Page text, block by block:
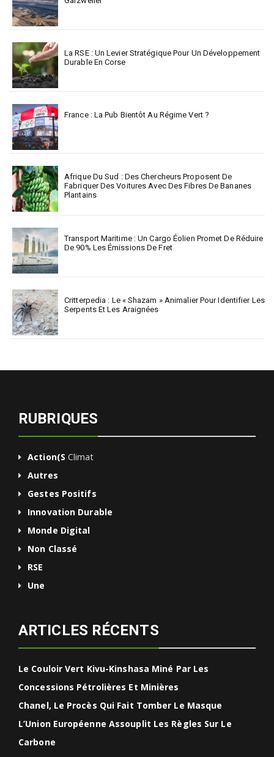
La RSE : Un Levier Stratégique Pour Un Développement
Durable En Corse
France : La Pub Bientôt Au Régime Vert ?
Afrique Du Sud : Des Chercheurs Proposent De
Fabriquer Des Voitures Avec Des Fibres De Bananes
Plantains
Transport Maritime : Un Cargo Éolien Promet De Réduire
De 90% Les Émissions De Fret
Critterpedia : Le « Shazam » Animalier Pour Identifier Les
Serpents Et Les Araignées
RUBRIQUES
Action(s Climat
Autres
Gestes Positifs
Innovation Durable
Monde Digital
Non Classé
RSE
Une
ARTICLES RÉCENTS
Le Couloir Vert Kivu-Kinshasa Miné Par Les
Concessions Pétrolières Et Minières
Chanel, Le Procès Qui Fait Tomber Le Masque
L’Union Européenne Assouplit Les Règles Sur Le
Carbone